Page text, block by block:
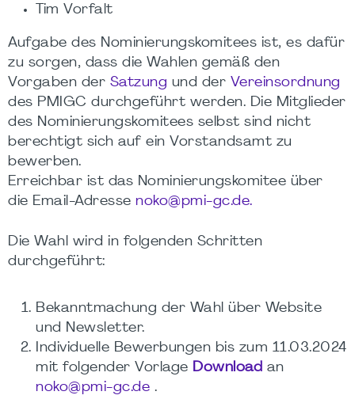
Tim Vorfalt
Aufgabe des Nominierungskomitees ist, es dafür
zu sorgen, dass die Wahlen gemäß den
Vorgaben der Satzung und der Vereinsordnung
des PMIGC durchgeführt werden. Die Mitglieder
des Nominierungskomitees selbst sind nicht
berechtigt sich auf ein Vorstandsamt zu
bewerben.
Erreichbar ist das Nominierungskomitee über
die Email-Adresse noko@pmi-gc.de.
Die Wahl wird in folgenden Schritten
durchgeführt:
Bekanntmachung der Wahl über Website
und Newsletter.
Individuelle Bewerbungen bis zum 11.03.2024
mit folgender Vorlage Download an
noko@pmi-gc.de .